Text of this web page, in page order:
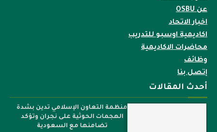
عن OSBU
اخبار الاتحاد
اكاديمية اوسبو للتدريب
محاضرات الاكاديمية
وظائف
إتصل بنا
أحدث المقالات
منظمة التعاون الإسلامي تدين بشدة
الهجمات الحوثية على نجران وتؤكد
تضامنها مع السعودية